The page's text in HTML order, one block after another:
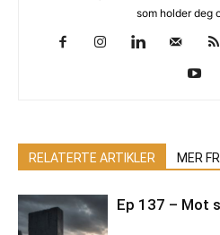
som holder deg
RELATERTE ARTIKLER MER
Ep 137 – Mot